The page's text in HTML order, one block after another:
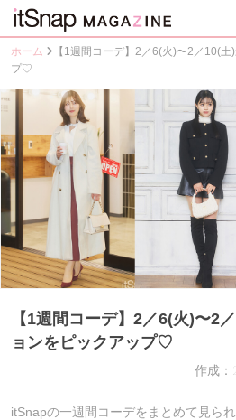
ホーム
【1週間コーデ】2／6(火)〜2／10(
プ♡
【1週間コーデ】2／6(火)〜2
ョンをピックアップ♡
作成：
itSnapの一週間コーデをまとめて見ら